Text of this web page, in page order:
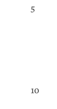
5
10